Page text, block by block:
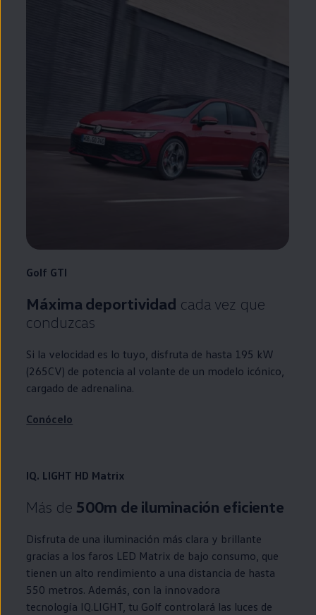
Golf GTI
Máxima deportividad cada vez que
conduzcas
Si la velocidad es lo tuyo, disfruta de hasta 195 kW
(265CV) de potencia al volante de un modelo icónico,
cargado de adrenalina.
Conócelo
IQ. LIGHT HD Matrix
Más de 500m de iluminación eficiente
Disfruta de una iluminación más clara y brillante
gracias a los faros LED Matrix de bajo consumo, que
tienen un alto rendimiento a una distancia de hasta
550 metros. Además, con la innovadora
tecnología IQ.LIGHT, tu Golf controlará las luces de